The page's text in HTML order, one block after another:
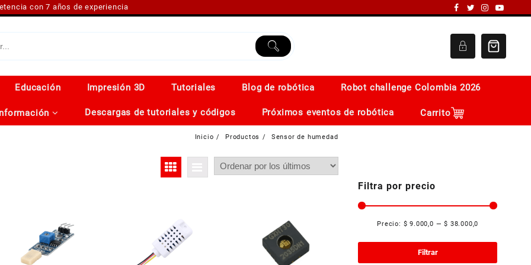
con 7 años de experiencia
Educación Impresión 3D Tutoriales Blog de robótica Robot challenge Colombia 2026
Descargas de tutoriales y códigos Próximos eventos de robótica Carrito
Inicio Productos Sensor de humedad
Filtra por precio
Filtrar
Precio: $ 9.000,0 —$ 38.000,0